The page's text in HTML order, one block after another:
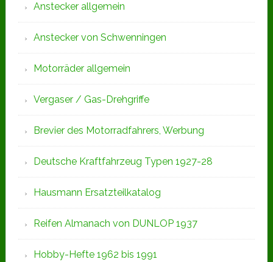
Anstecker allgemein
Anstecker von Schwenningen
Motorräder allgemein
Vergaser / Gas-Drehgriffe
Brevier des Motorradfahrers, Werbung
Deutsche Kraftfahrzeug Typen 1927-28
Hausmann Ersatzteilkatalog
Reifen Almanach von DUNLOP 1937
Hobby-Hefte 1962 bis 1991